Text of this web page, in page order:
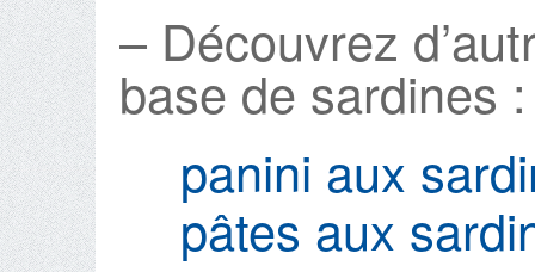
– Découvrez
base de sardines :
panini aux
pâtes aux